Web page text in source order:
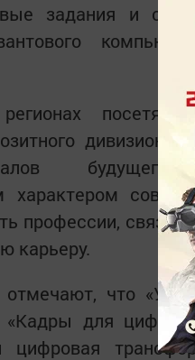
задания и
посетят
дивизиона
профессии,
карьеру.
отмечают, что
«Кадры для